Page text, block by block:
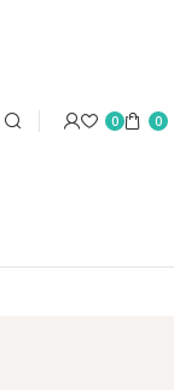
0 0